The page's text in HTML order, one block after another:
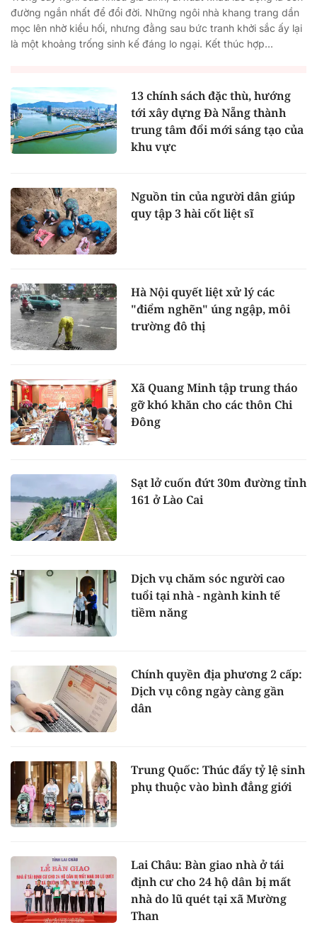
đường ngắn nhất để đổi đời. Những ngôi nhà khang trang dần
mọc lên nhờ kiều hối, nhưng đằng sau bức tranh khởi sắc ấy lại
là một khoảng trống sinh kế đáng lo ngại. Kết thúc hợp...
13 chính sách đặc thù, hướng
tới xây dựng Đà Nẵng thành
trung tâm đổi mới sáng tạo của
khu vực
Nguồn tin của người dân giúp
quy tập 3 hài cốt liệt sĩ
Hà Nội quyết liệt xử lý các
"điểm nghẽn" úng ngập, môi
trường đô thị
Xã Quang Minh tập trung tháo
gỡ khó khăn cho các thôn Chi
Đông
Sạt lở cuốn đứt 30m đường tỉnh
161 ở Lào Cai
Dịch vụ chăm sóc người cao
tuổi tại nhà - ngành kinh tế
tiềm năng
Chính quyền địa phương 2 cấp:
Dịch vụ công ngày càng gần
dân
Trung Quốc: Thúc đẩy tỷ lệ sinh
phụ thuộc vào bình đẳng giới
Lai Châu: Bàn giao nhà ở tái
định cư cho 24 hộ dân bị mất
nhà do lũ quét tại xã Mường
Than